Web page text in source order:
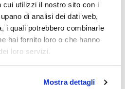
cui utilizzi il nostro sito con i
di analisi dei dati web,
i quali potrebbero combinarle
hai fornito loro o che hanno
loro servizi.
Mostra dettagli